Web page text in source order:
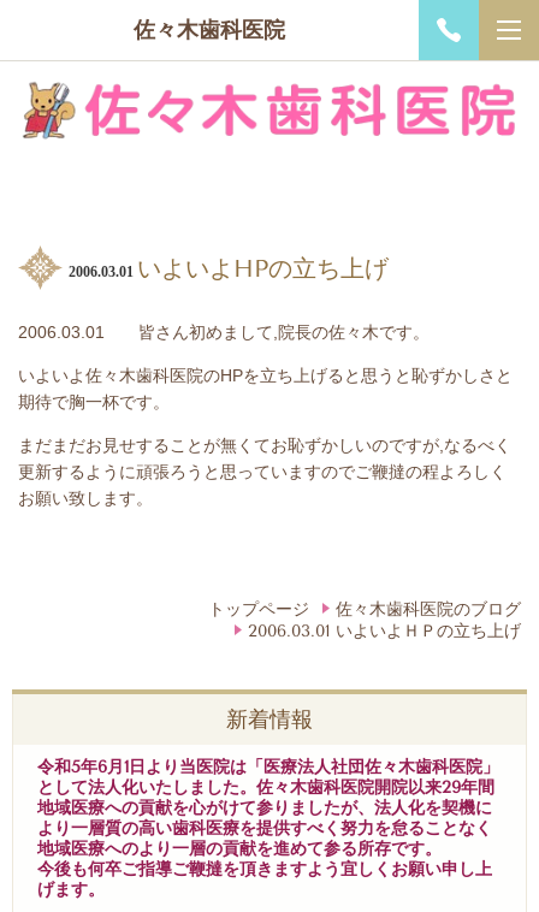
佐々木歯科医院
2006.03.01 いよいよHPの立ち上げ
2006.03.01 皆さん初めまして,院長の佐々木です。
いよいよ佐々木歯科医院のHPを立ち上げると思うと恥ずかしさと
期待で胸一杯です。
まだまだお見せすることが無くてお恥ずかしいのですが,なるべく
更新するように頑張ろうと思っていますのでご鞭撻の程よろしく
お願い致します。
トップページ
佐々木歯科医院のブログ
2006.03.01 いよいよＨＰの立ち上げ
新着情報
令和5年6月1日より当医院は「医療法人社団佐々木歯科医院」
として法人化いたしました。佐々木歯科医院開院以来29年間
地域医療への貢献を心がけて参りましたが、法人化を契機に
より一層質の高い歯科医療を提供すべく努力を怠ることなく
地域医療へのより一層の貢献を進めて参る所存です。
今後も何卒ご指導ご鞭撻を頂きますよう宜しくお願い申し上
げます。